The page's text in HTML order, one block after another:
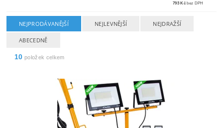
793 Kč bez DPH
NEJPRODÁVANĚJŠÍ NEJLEVNĚJŠÍ NEJDRAŽŠÍ
ABECEDNĚ
10 položek celkem